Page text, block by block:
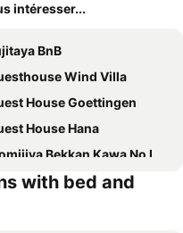
intéresser...
BnB
Wind Villa
House Goettingen
House Hana
Bekkan Kawa No Iori Ryokan
Sharehouse
with bed and